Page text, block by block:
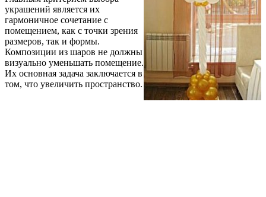
украшений является их
гармоничное сочетание с
помещением, как с точки зрения
размеров, так и формы.
Композиции из шаров не должны
визуально уменьшать помещение.
Их основная задача заключается в
том, что увеличить пространство.